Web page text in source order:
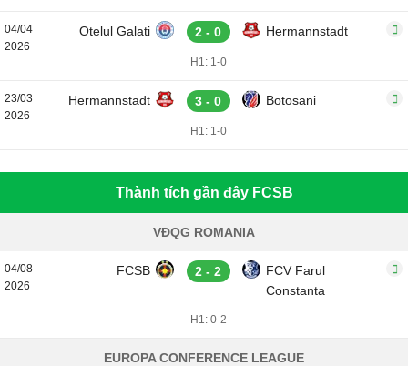
04/04
2026
Otelul Galati 2 - 0 Hermannstadt
H1: 1-0
23/03
2026
Hermannstadt 3 - 0 Botosani
H1: 1-0
Thành tích gần đây FCSB
VĐQG ROMANIA
04/08
2026
FCSB 2 - 2
FCV Farul
Constanta
H1: 0-2
EUROPA CONFERENCE LEAGUE